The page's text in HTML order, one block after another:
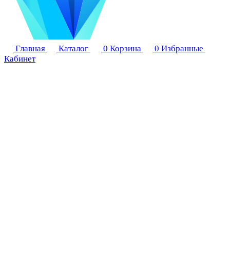
Главная Каталог 0 Корзина 0 Избранные
Кабинет